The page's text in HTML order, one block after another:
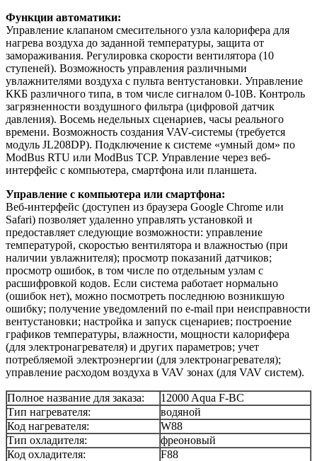
Функции автоматики:
Управление клапаном смесительного узла калорифера для
нагрева воздуха до заданной температуры, защита от
замораживания. Регулировка скорости вентилятора (10
ступеней). Возможность управления различными
увлажнителями воздуха с пульта вентустановки. Управление
ККБ различного типа, в том числе сигналом 0-10В. Контроль
загрязненности воздушного фильтра (цифровой датчик
давления). Восемь недельных сценариев, часы реального
времени. Возможность создания VAV-системы (требуется
модуль JL208DP). Подключение к системе «умный дом» по
ModBus RTU или ModBus TCP. Управление через веб-
интерфейс с компьютера, смартфона или планшета.
Управление с компьютера или смартфона:
Веб-интерфейс (доступен из браузера Google Chrome или
Safari) позволяет удаленно управлять установкой и
предоставляет следующие возможности: управление
температурой, скоростью вентилятора и влажностью (при
наличии увлажнителя); просмотр показаний датчиков;
просмотр ошибок, в том числе по отдельным узлам с
расшифровкой кодов. Если система работает нормально
(ошибок нет), можно посмотреть последнюю возникшую
ошибку; получение уведомлений по e-mail при неисправности
вентустановки; настройка и запуск сценариев; построение
графиков температуры, влажности, мощности калорифера
(для электронагревателя) и других параметров; учет
потребляемой электроэнергии (для электронагревателя);
управление расходом воздуха в VAV зонах (для VAV систем).
Полное название для заказа:
12000 Aqua F-BC
Тип нагревателя:
водяной
Код нагревателя:
W88
Тип охладителя:
фреоновый
Код охладителя:
F88